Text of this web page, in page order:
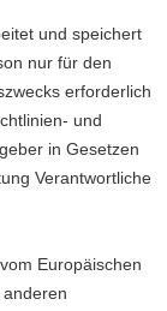
und speichert
nur für den
erforderlich
und
in Gesetzen
Verantwortliche
Europäischen